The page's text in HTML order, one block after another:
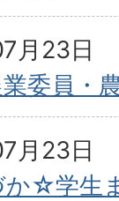
月23日
委員・
月23日
☆学生